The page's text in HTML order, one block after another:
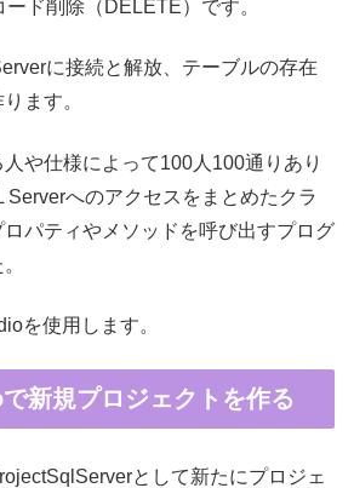
ード削除（DELETE）です。
に接続と解放、テーブルの存在
ます。
や仕様によって100人100通りあり
Serverへのアクセスをまとめたクラ
パティやメソッドを呼び出すプログ
を使用します。
新規プロジェクトを作る
として新たにプロジェ